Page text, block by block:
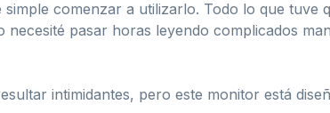
comenzar a utilizarlo. Todo lo que
necesité pasar horas leyendo complicados
intimidantes, pero este monitor está